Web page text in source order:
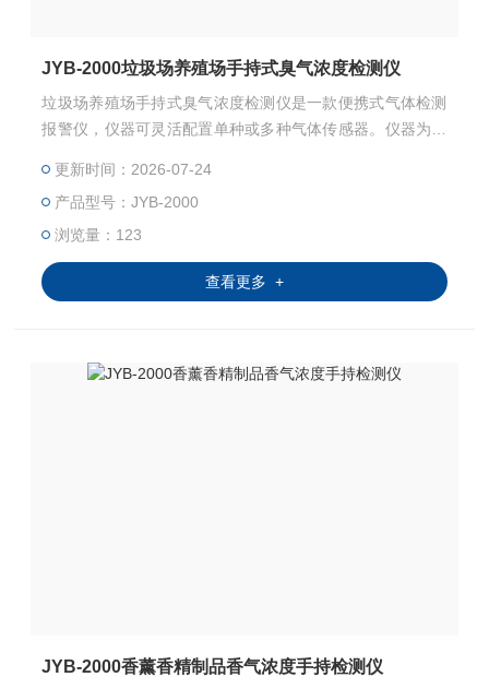
JYB-2000垃圾场养殖场手持式臭气浓度检测仪
垃圾场养殖场手持式臭气浓度检测仪是一款便携式气体检测
报警仪，仪器可灵活配置单种或多种气体传感器。仪器为真
臭味气体，确保环境和空气质量的安全。
更新时间：2026-07-24
产品型号：JYB-2000
浏览量：123
查看更多 +
JYB-2000香薰香精制品香气浓度手持检测仪